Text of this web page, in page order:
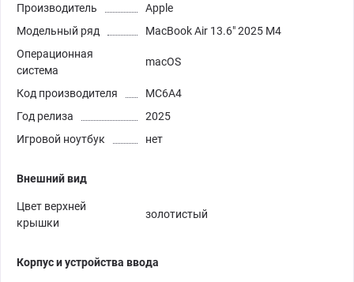
Производитель
Apple
Модельный ряд
MacBook Air 13.6" 2025 M4
Операционная
система
macOS
Код производителя
MC6A4
Год релиза
2025
Игровой ноутбук
нет
Внешний вид
Цвет верхней
крышки
золотистый
Корпус и устройства ввода